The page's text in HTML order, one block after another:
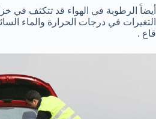
أيضاً الرطوبة في الهواء قد تتكثف في
التغيرات في درجات الحرارة والماء
قاع .